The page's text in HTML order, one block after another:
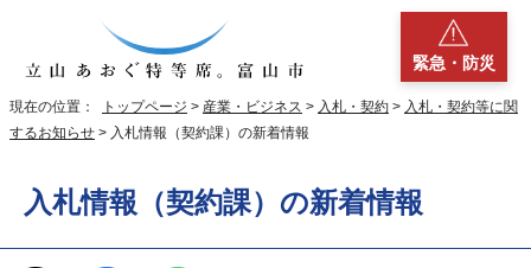
緊急・防災
現在の位置： トップページ > 産業・ビジネス > 入札・契約 > 入札・契約等に関
するお知らせ > 入札情報（契約課）の新着情報
入札情報（契約課）の新着情報